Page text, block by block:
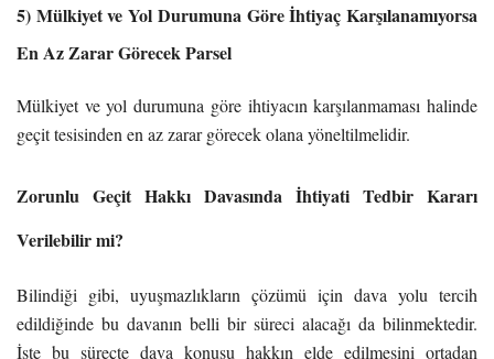
5) Mülkiyet ve Yol Durumuna Göre İhtiyaç Karşılanamıyorsa
En Az Zarar Görecek Parsel
Mülkiyet ve yol durumuna göre ihtiyacın karşılanmaması halinde
geçit tesisinden en az zarar görecek olana yöneltilmelidir.
Zorunlu Geçit Hakkı Davasında İhtiyati Tedbir Kararı
Verilebilir mi?
Bilindiği gibi, uyuşmazlıkların çözümü için dava yolu tercih
edildiğinde bu davanın belli bir süreci alacağı da bilinmektedir.
İşte bu süreçte dava konusu hakkın elde edilmesini ortadan